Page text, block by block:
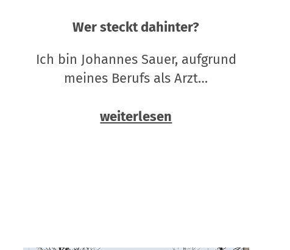
Wer steckt dahinter?
Ich bin Johannes Sauer, aufgrund
meines Berufs als Arzt…
weiterlesen